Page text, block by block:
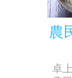
農
卓